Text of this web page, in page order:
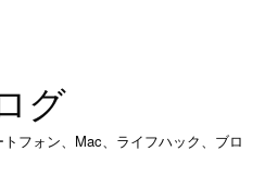
グ
フォン、Mac、ライフハック、ブロ